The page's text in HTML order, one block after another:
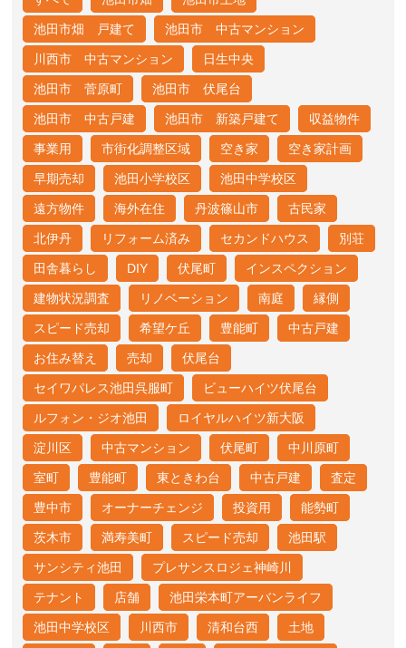
池田市畑 戸建て 池田市 中古マンション
川西市 中古マンション 日生中央
池田市 菅原町 池田市 伏尾台
池田市 中古戸建 池田市 新築戸建て 収益物件
事業用 市街化調整区域 空き家 空き家計画
早期売却 池田小学校区 池田中学校区
遠方物件 海外在住 丹波篠山市 古民家
北伊丹 リフォーム済み セカンドハウス 別荘
田舎暮らし DIY 伏尾町 インスペクション
建物状況調査 リノベーション 南庭 縁側
スピード売却 希望ケ丘 豊能町 中古戸建
お住み替え 売却 伏尾台
セイワパレス池田呉服町 ビューハイツ伏尾台
ルフォン・ジオ池田 ロイヤルハイツ新大阪
淀川区 中古マンション 伏尾町 中川原町
室町 豊能町 東ときわ台 中古戸建 査定
豊中市 オーナーチェンジ 投資用 能勢町
茨木市 満寿美町 スピード売却 池田駅
サンシティ池田 プレサンスロジェ神崎川
テナント 店舗 池田栄本町アーバンライフ
池田中学校区 川西市 清和台西 土地